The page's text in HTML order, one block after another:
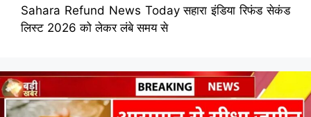
Sahara Refund News Today सहारा इंडिया रिफंड सेकंड
लिस्ट 2026 को लेकर लंबे समय से